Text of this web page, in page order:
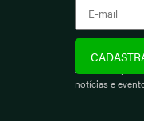
Assine e fique
notícias e